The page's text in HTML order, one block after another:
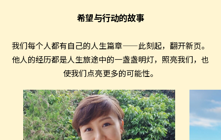
希望与行动的故事
我们每个人都有自己的人生篇章——此刻起，翻开新页。
他人的经历都是人生旅途中的一盏盏明灯，照亮我们，也
使我们点亮更多的可能性。